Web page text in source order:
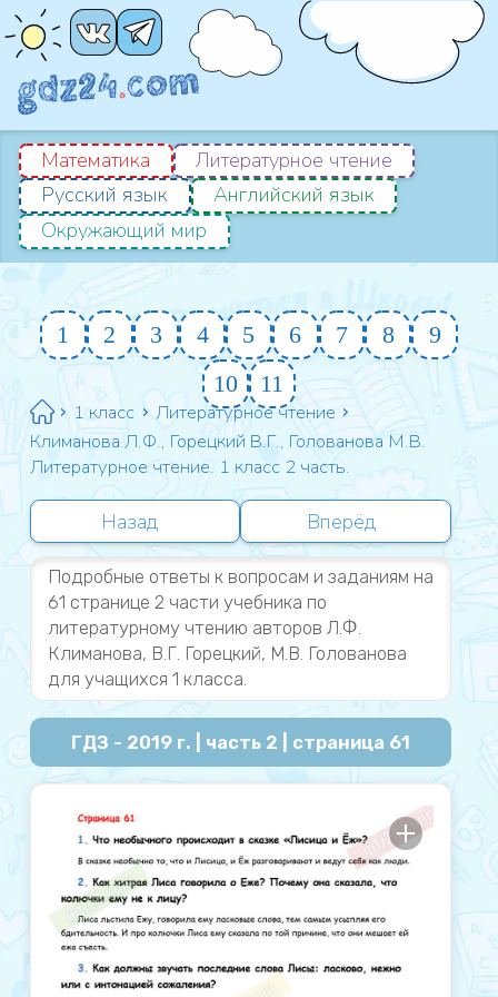
Математика
Литературное чтение
Русский язык
Английский язык
Окружающий мир
1 2 3 4 5 6 7 8
9
10
11
1 класс
Литературное чтение
Климанова Л.Ф., Горецкий В.Г., Голованова М.В.
Литературное чтение. 1 класс 2 часть.
Назад Вперёд
Подробные ответы к вопросам и заданиям на
61 странице 2 части учебника по
литературному чтению авторов Л.Ф.
Климанова, В.Г. Горецкий, М.В. Голованова
для учащихся 1 класса.
ГДЗ - 2019 г. | часть 2 | страница 61